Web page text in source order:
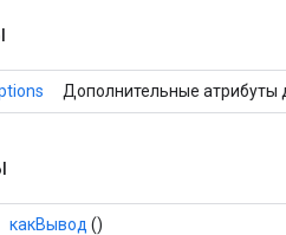
Дополнительные атрибуты
какВывод ()